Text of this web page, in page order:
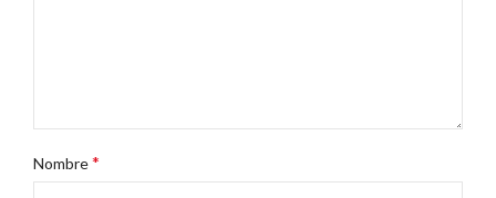
Nombre*